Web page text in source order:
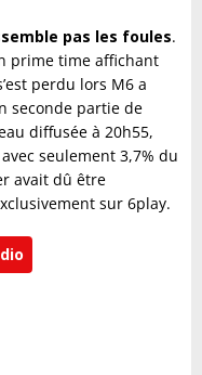
pas les foules.
prime time affichant
perdu lors M6 a
seconde partie de
diffusée à 20h55,
seulement 3,7% du
avait dû être
sur 6play.